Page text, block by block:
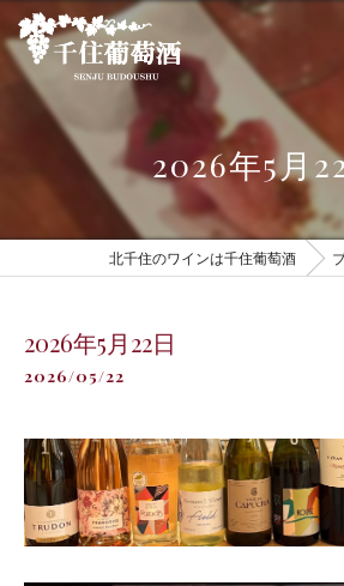
2026年5月
北千住のワインは千住葡萄酒
2026年5月22日
2026/05/22